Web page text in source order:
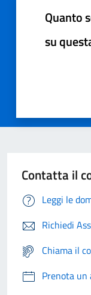
Quanto
su
Contatta il
Leggi le
Richiedi
Chiama il
Prenota